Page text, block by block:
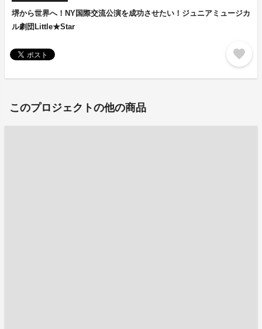
堺から世界へ！NY国際交流公演を成功させたい！ジュニアミュージカ
ル劇団Little★Star
favorite
このプロジェクトの他の商品